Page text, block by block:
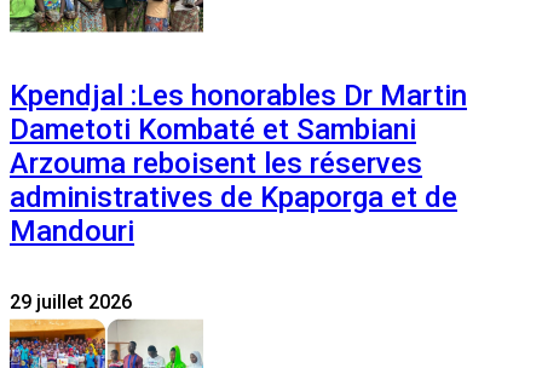
Kpendjal :Les honorables Dr Martin
Dametoti Kombaté et Sambiani
Arzouma reboisent les réserves
administratives de Kpaporga et de
Mandouri
29 juillet 2026